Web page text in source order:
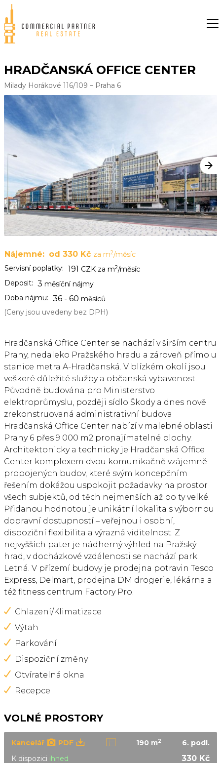
HRADČANSKÁ OFFICE CENTER
Milady Horákové 116/109 – Praha 6
Nájemné: od 330 Kč za m2/měsíc
Servisní poplatky: 191 CZK za m2/měsíc
Deposit: 3 měsíční nájmy
Doba nájmu: 36 - 60 měsíců
(Ceny jsou uvedeny bez DPH)
Hradčanská Office Center se nachází v širším centru
Prahy, nedaleko Pražského hradu a zároveň přímo u
stanice metra A-Hradčanská. V blízkém okolí jsou
veškeré důležité služby a občanská vybavenost.
Původně budována pro Ministerstvo
elektroprůmyslu, později sídlo Škody a dnes nově
zrekonstruovaná administrativní budova
Hradčanská Office Center nabízí v malebné oblasti
Prahy 6 přes 9 000 m2 pronajímatelné plochy.
Architektonicky a technicky je Hradčanská Office
Center komplexem dvou komunikačně vzájemně
propojených budov, které svým koncepčním
řešením dokážou uspokojit požadavky na prostor
všech subjektů, od těch nejmenších až po ty velké.
Přidanou hodnotou je unikátní lokalita s výbornou
dopravní dostupností – veřejnou i osobní,
dispoziční flexibilita a výrazná viditelnost. Z
nejvyšších pater je nádherný výhled na Pražský
hrad, v docházkové vzdálenosti se nachází park
Letná. V přízemí budovy je prodejna potravin Tesco
Express, Delmart, prodejna DM drogerie, lékárna a
též fitness centrum Factory Pro.
Chlazení/Klimatizace
Výtah
Parkování
Dispoziční změny
Otvíratelná okna
Recepce
VOLNÉ PROSTORY
Kancelář PDF 190 m2 6. podl.
330 Kč
K dispozici ihned